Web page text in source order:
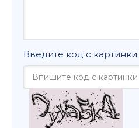
Введите код с картинки: